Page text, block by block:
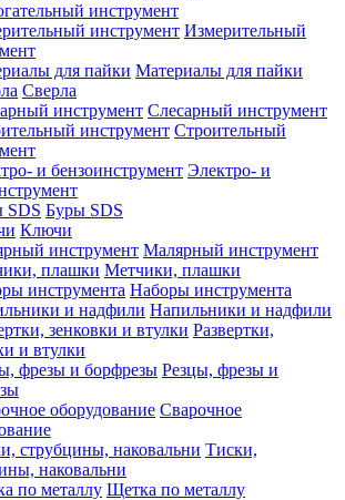
инструмент
Измерительный
Материалы для пайки
Сверла
Слесарный инструмент
Строительный
Электро- и
Буры SDS
Ключи
Малярный инструмент
Метчики, плашки
Наборы инструмента
Напильники и надфили
Развертки,
и втулки
Резцы, фрезы и
Сварочное
Тиски,
наковальни
Щетка по металлу